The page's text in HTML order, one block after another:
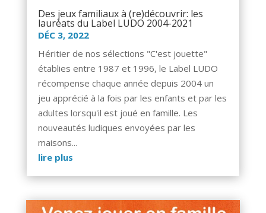
Des jeux familiaux à (re)découvrir: les
lauréats du Label LUDO 2004-2021
DÉC 3, 2022
Héritier de nos sélections "C'est jouette"
établies entre 1987 et 1996, le Label LUDO
récompense chaque année depuis 2004 un
jeu apprécié à la fois par les enfants et par les
adultes lorsqu'il est joué en famille. Les
nouveautés ludiques envoyées par les
maisons...
lire plus